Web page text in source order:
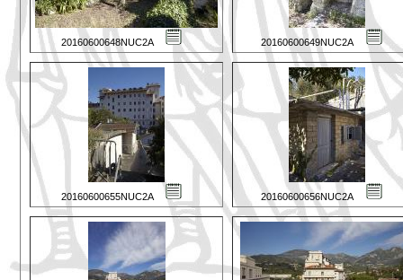
20160600648NUC2A 20160600649NUC2A
20160600655NUC2A 20160600656NUC2A